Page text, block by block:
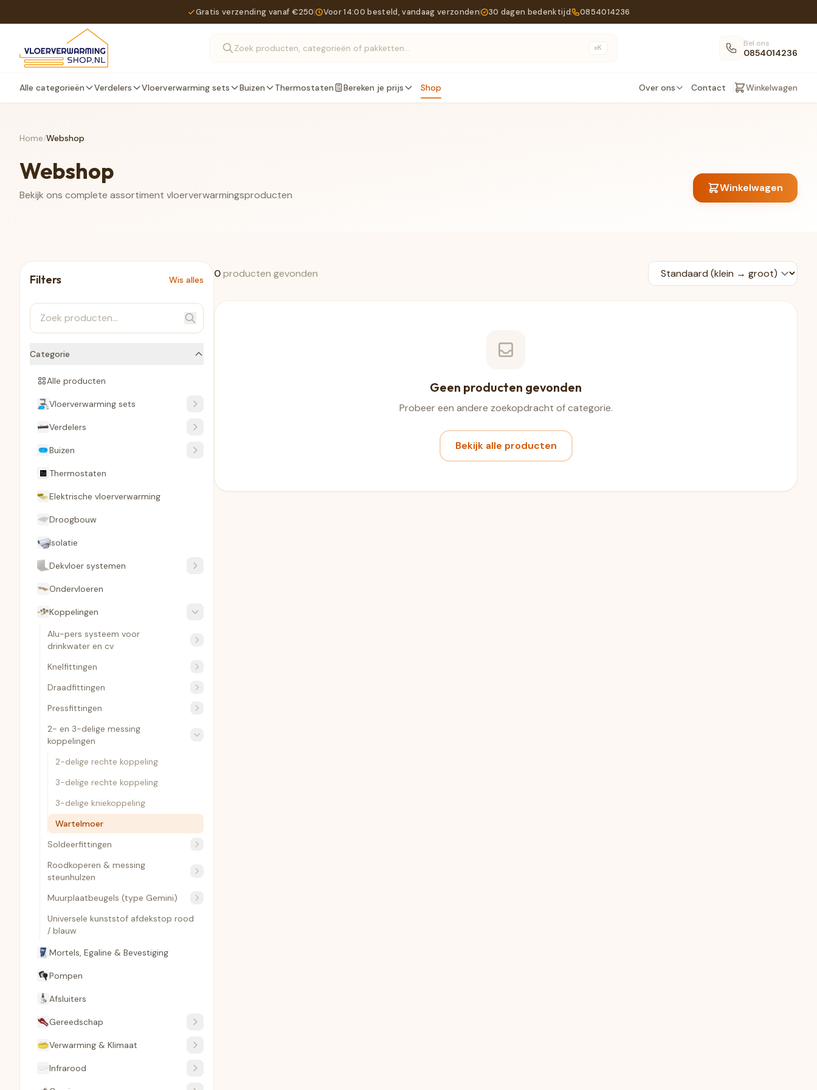
Gratis verzending vanaf €250 Voor 14:00 besteld, vandaag verzonden 30 dagen bedenktijd 0854014236
Zoek producten, categorieën of pakketten... ⌘K Bel ons
0854014236
Alle categorieën Verdelers Vloerverwarming sets Buizen Thermostaten Bereken je prijs Shop Over ons Contact Winkelwagen
Home/Webshop
Webshop
Bekijk ons complete assortiment vloerverwarmingsproducten
Winkelwagen
Filters Wis alles
Categorie
Alle producten
Vloerverwarming sets
Verdelers
Buizen
Thermostaten
Elektrische vloerverwarming
Droogbouw
Isolatie
Dekvloer systemen
Ondervloeren
Koppelingen
Alu-pers systeem voor
drinkwater en cv
Knelfittingen
Draadfittingen
Pressfittingen
2- en 3-delige messing
koppelingen
2-delige rechte koppeling
3-delige rechte koppeling
3-delige kniekoppeling
Wartelmoer
Soldeerfittingen
Roodkoperen & messing
steunhulzen
Muurplaatbeugels (type Gemini)
Universele kunststof afdekstop rood
/ blauw
Mortels, Egaline & Bevestiging
Pompen
Afsluiters
Gereedschap
Verwarming & Klimaat
Infrarood
0producten gevonden
Geen producten gevonden
Probeer een andere zoekopdracht of categorie.
Bekijk alle producten